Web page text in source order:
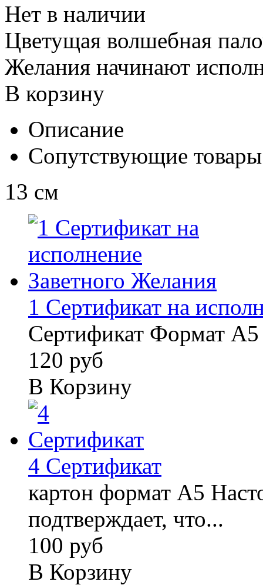
Нет в наличии
Цветущая волшебная
Желания начинают
В корзину
Описание
Сопутствующие товары
13 см
1 Сертификат на
Сертификат Формат А5
120 руб
В Корзину
4 Сертификат
картон формат А5
подтверждает, что...
100 руб
В Корзину